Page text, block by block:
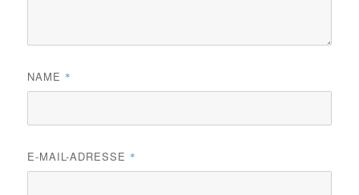
NAME *
E-MAIL-ADRESSE *